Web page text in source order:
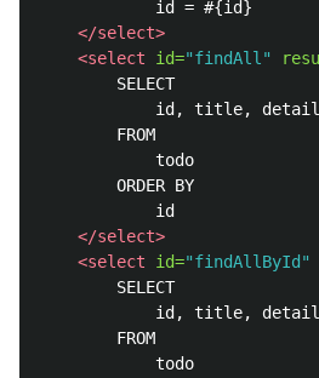
</select>
<select
id="findAll"
</select>
<select
id="findAllById"